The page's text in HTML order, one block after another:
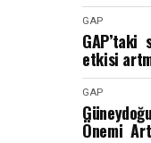
GAP
GAP’taki
etkisi
GAP
Önemi